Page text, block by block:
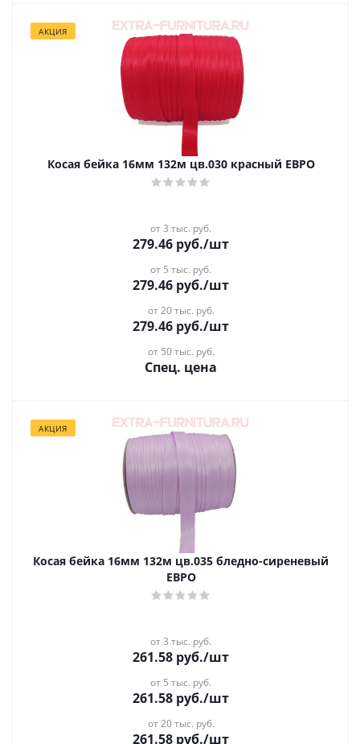
АКЦИЯ
Косая бейка 16мм 132м цв.030 красный ЕВРО
от 3 тыс. руб.
279.46 руб./шт
от 5 тыс. руб.
279.46 руб./шт
от 20 тыс. руб.
279.46 руб./шт
от 50 тыс. руб.
Спец. цена
АКЦИЯ
Косая бейка 16мм 132м цв.035 бледно-сиреневый
ЕВРО
от 3 тыс. руб.
261.58 руб./шт
от 5 тыс. руб.
261.58 руб./шт
от 20 тыс. руб.
261.58 руб./шт